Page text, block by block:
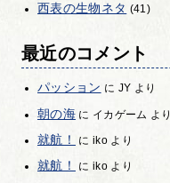
西表の生物ネタ (41)
最近のコメント
パッション に JY より
朝の海に イカゲーム より
就航！ に ikoより
就航！ に ikoより